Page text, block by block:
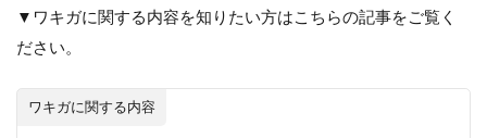
▼ワキガに関する内容を知りたい方はこちらの記事をご覧く
ださい。
ワキガに関する内容